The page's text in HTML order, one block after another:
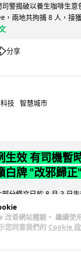
改善網站體驗。 繼續使
您同意我們的 Cookie 政
警搗破以養生咖啡生意
，兩地共拘捕 8 人，接
分享
技 智慧城市
生效 有司機暫
白牌 "改邪歸正"
分條文已於 8 月 3 日
夠「改邪歸正」回流駕駛
最高罰款... 閱讀全文